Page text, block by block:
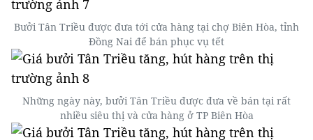
Bưởi Tân Triều được đưa tới cửa hàng tại chợ Biên Hòa, tỉnh
Đồng Nai để bán phục vụ tết
Những ngày này, bưởi Tân Triều được đưa về bán tại rất
nhiều siêu thị và cửa hàng ở TP Biên Hòa